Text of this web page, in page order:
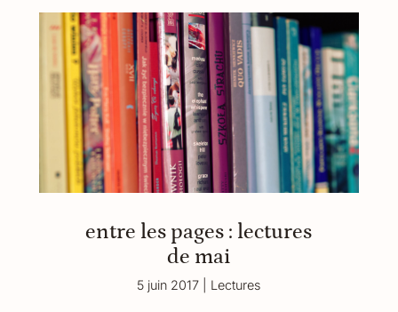
entre les pages : lectures
de mai
5 juin 2017 Lectures